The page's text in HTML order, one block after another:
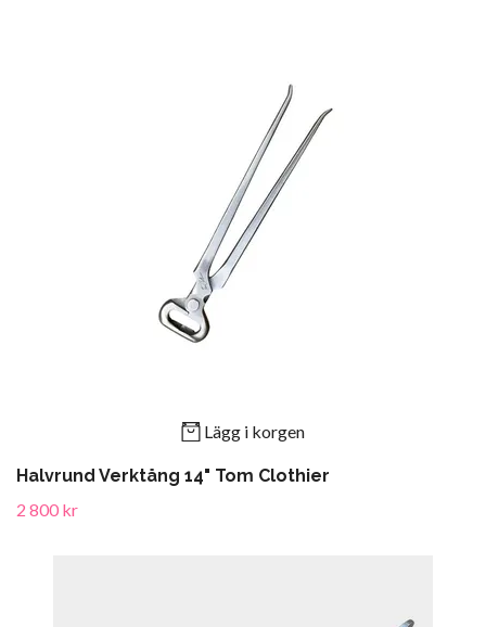
Lägg i korgen
Halvrund Verktång 14" Tom Clothier
2 800 kr